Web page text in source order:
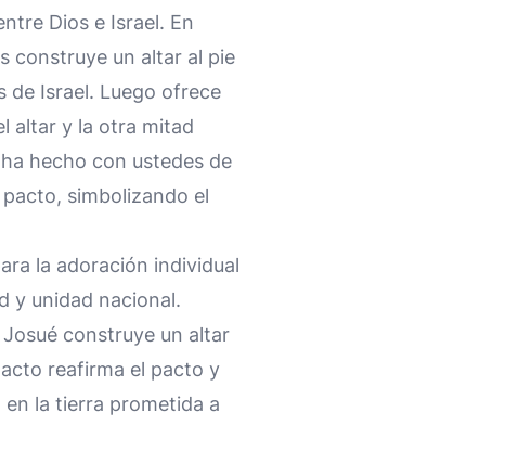
Dios e Israel. En
construye un altar al pie
de Israel. Luego ofrece
altar y la otra mitad
hecho con ustedes de
simbolizando el
la adoración individual
y unidad nacional.
construye un altar
reafirma el pacto y
en la tierra prometida a